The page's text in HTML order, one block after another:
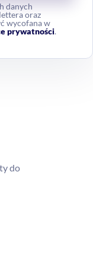
danych
oraz
wycofana w
prywatności.
do